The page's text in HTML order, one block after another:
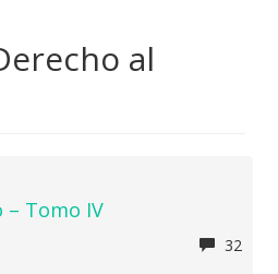
al
– Tomo IV
32